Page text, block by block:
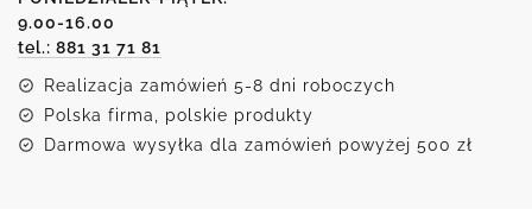
9.00-16.00
tel.: 881 31 71 81
Realizacja zamówień 5-8 dni roboczych
Polska firma, polskie produkty
Darmowa wysyłka dla zamówień powyżej 500 zł